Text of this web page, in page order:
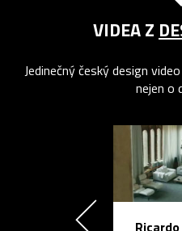
VIDEA Z
Jedinečný český design
nejen o